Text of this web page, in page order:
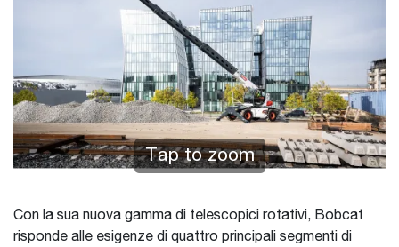
Tap to zoom
Con la sua nuova gamma di telescopici rotativi, Bobcat
risponde alle esigenze di quattro principali segmenti di